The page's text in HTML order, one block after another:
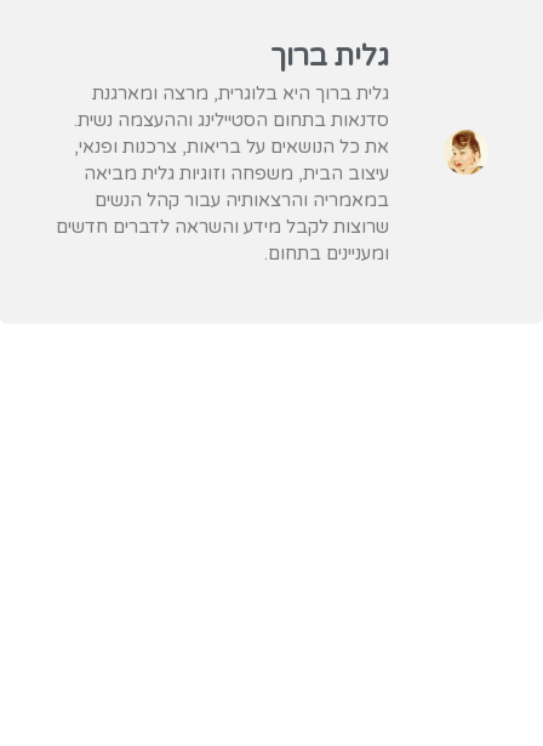
גלית ברוך
גלית ברוך היא בלוגרית, מרצה ומארגנת
סדנאות בתחום הסטיילינג וההעצמה נשית.
את כל הנושאים על בריאות, צרכנות ופנאי,
עיצוב הבית, משפחה וזוגיות גלית מביאה
במאמריה והרצאותיה עבור קהל הנשים
שרוצות לקבל מידע והשראה לדברים חדשים
ומעניינים בתחום.